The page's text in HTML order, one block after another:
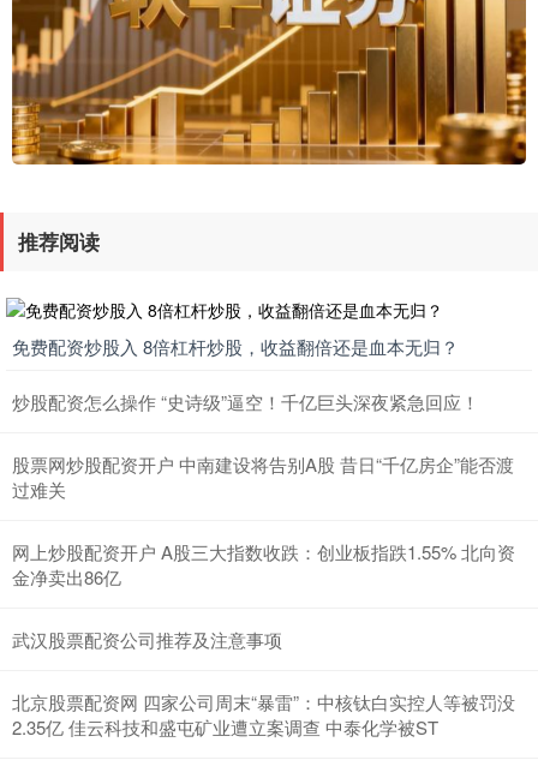
推荐阅读
免费配资炒股入 8倍杠杆炒股，收益翻倍还是血本无归？
炒股配资怎么操作 “史诗级”逼空！千亿巨头深夜紧急回应！
股票网炒股配资开户 中南建设将告别A股 昔日“千亿房企”能否渡
过难关
网上炒股配资开户 A股三大指数收跌：创业板指跌1.55% 北向资
金净卖出86亿
武汉股票配资公司推荐及注意事项
北京股票配资网 四家公司周末“暴雷”：中核钛白实控人等被罚没
2.35亿 佳云科技和盛屯矿业遭立案调查 中泰化学被ST